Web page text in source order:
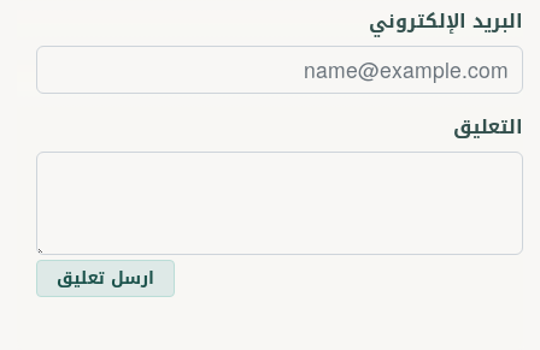
البريد الإلكتروني
التعليق
ارسل تعليق